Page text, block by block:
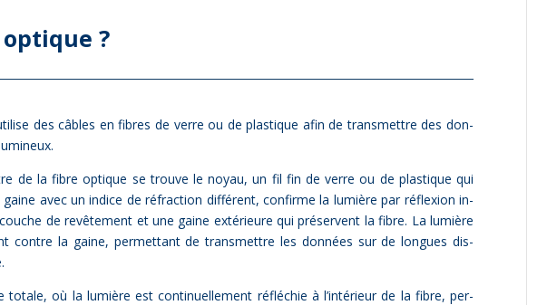
?
des câbles en fibres de verre ou de plas­tique afin de trans­mettre des don­
de la fibre op­tique se trouve le noyau, un fil fin de verre ou de plas­tique qui
gaine avec un in­dice de ré­frac­tion dif­fé­rent, confirme la lu­mière par ré­flexion in­
de re­vê­te­ment et une gaine ex­té­rieure qui pré­servent la fibre. La lu­mière
contre la gaine, per­met­tant de trans­mettre les don­nées sur de longues dis­
to­tale, où la lu­mière est conti­nuel­le­ment ré­flé­chie à l’intérieur de la fibre, per­